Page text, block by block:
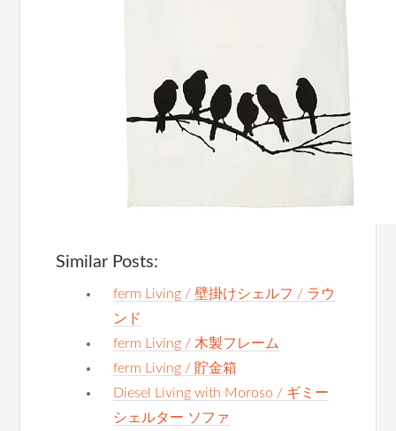
Similar Posts:
ferm Living / 壁掛けシェルフ / ラウ
ンド
ferm Living / 木製フレーム
ferm Living / 貯金箱
Diesel Living with Moroso / ギミー
シェルター ソファ